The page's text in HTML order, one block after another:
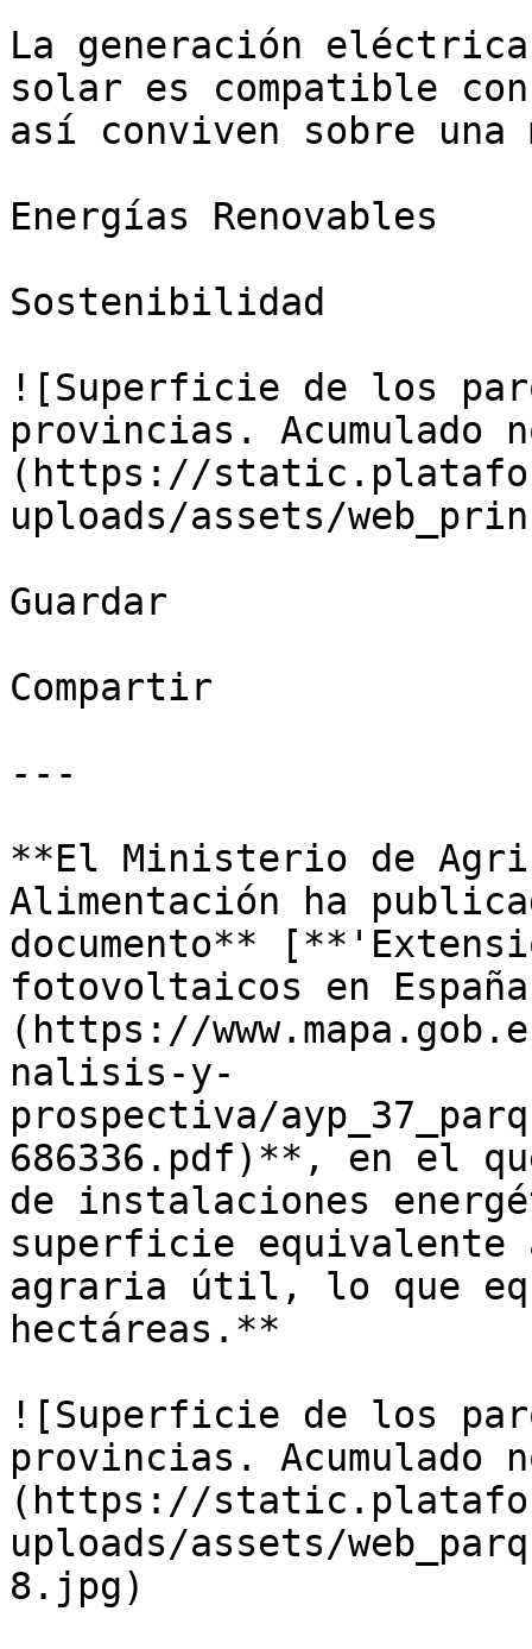
La generación
solar es compatible
así conviven sobre una
Energías Renovables
Sostenibilidad
![Superficie de los
provincias. Acumulado
(https://
uploads/assets/
Guardar
Compartir
---
**El Ministerio de
Alimentación ha
documento**
fotovoltaicos en
(https://
nalisis-y-
prospectiva/
686336.pdf)**, en el
de instalaciones
superficie
agraria útil, lo que
hectáreas.**
![Superficie de los
provincias. Acumulado
(https://
uploads/assets/
8.jpg)